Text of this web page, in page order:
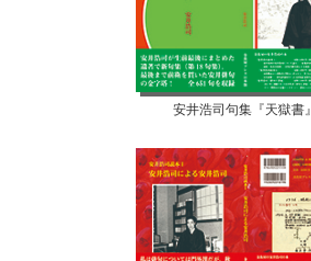
安井浩司句集『天獄書』